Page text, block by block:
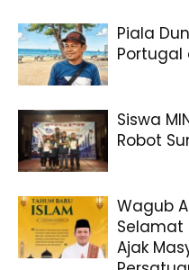
Piala
Portugal
Siswa
Robot
Wagub
Selamat
Ajak